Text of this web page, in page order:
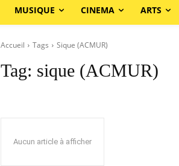
MUSIQUE CINEMA ARTS
Accueil Tags Sique (ACMUR)
Tag: sique (ACMUR)
Aucun article à afficher